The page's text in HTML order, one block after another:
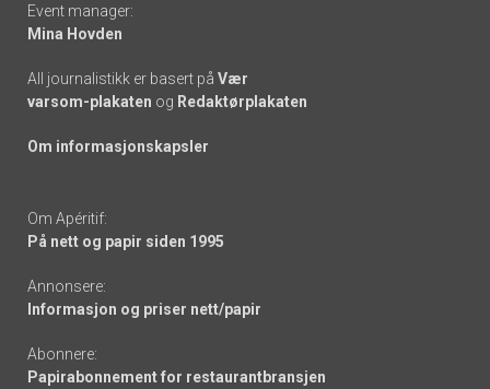
Event manager:
Mina Hovden
All journalistikk er basert på Vær
varsom-plakaten og Redaktørplakaten
Om informasjonskapsler
Om Apéritif:
På nett og papir siden 1995
Annonsere:
Informasjon og priser nett/papir
Abonnere:
Papirabonnement for restaurantbransjen